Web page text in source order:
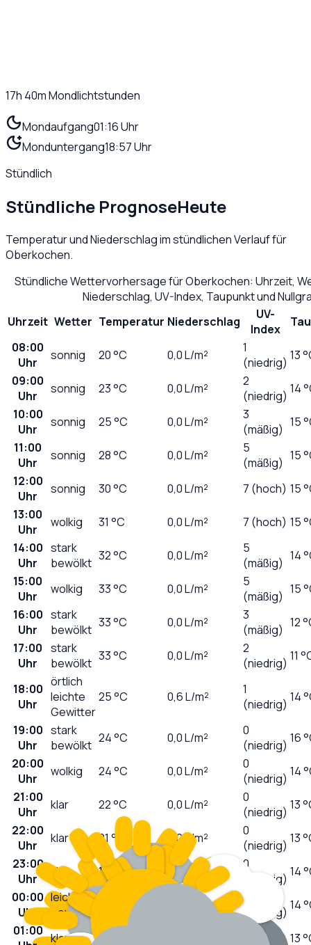
17h 40mMondlichtstunden
Mondaufgang01:16 Uhr
Monduntergang18:57 Uhr
Stündlich
Stündliche PrognoseHeute
Temperatur und Niederschlag im stündlichen Verlauf für
Oberkochen.
Stündliche Wettervorhersage fürOberkochen: Uhrzeit,
Niederschlag, UV-Index, Taupunkt und
Uhrzeit Wetter Temperatur Niederschlag
UV-
Index
08:00
Uhr
sonnig 20°C 0,0L/m²
1
(niedrig) 13
09:00
Uhr
sonnig 23°C 0,0L/m²
2
(niedrig) 14
10:00
Uhr
sonnig 25°C 0,0L/m²
3
(mäßig) 15
11:00
Uhr
sonnig 28°C 0,0L/m²
5
(mäßig) 15
12:00
Uhr
sonnig 30°C 0,0L/m² 7 (hoch) 15
13:00
Uhr
wolkig 31 °C 0,0L/m² 7 (hoch) 15
14:00
Uhr
stark
bewölkt 32°C 0,0L/m²
5
(mäßig) 14
15:00
Uhr
wolkig 33°C 0,0L/m²
5
(mäßig) 15
16:00
Uhr
stark
bewölkt 33°C 0,0L/m²
3
(mäßig) 12
17:00
Uhr
stark
bewölkt 33°C 0,0L/m²
2
(niedrig) 11
18:00
Uhr
örtlich
leichte
Gewitter
25°C 0,6L/m²
1
(niedrig) 14
19:00
Uhr
stark
bewölkt 24°C 0,0L/m²
0
(niedrig) 16
20:00
Uhr
wolkig 24°C 0,0L/m²
0
(niedrig) 14
21:00
Uhr
klar 22°C 0,0L/m²
0
(niedrig) 13
22:00
Uhr
klar 21 °C 0,0L/m²
0
(niedrig) 13
23:00
Uhr
klar 19 °C 0,0 L/m²
0
(niedrig) 14
00:00
Uhr
leicht
bewölkt
0
(niedrig) 14
01:00 klar 19 13